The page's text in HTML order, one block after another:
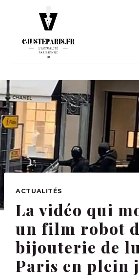
ACTUALITÉS
La vidéo qui
un film robot
bijouterie de
Paris en plein